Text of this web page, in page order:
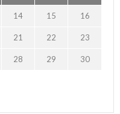
14 15 16
21 22 23
28 29 30